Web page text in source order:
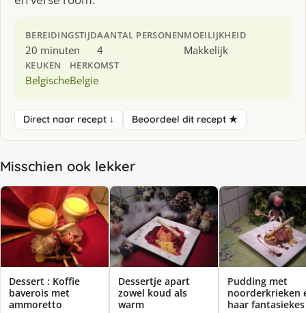
BEREIDINGSTIJD
20 minuten
AANTAL PERSONEN
4
MOEILIJKHEID
Makkelijk
KEUKEN
Belgische
HERKOMST
Belgie
Direct naar recept ↓ Beoordeel dit recept ★
Misschien ook lekker
Dessert : Koffie
baverois met
ammoretto
Dessertje apart
zowel koud als
warm
Pudding met
noorderkrieken
haar fantasiekes